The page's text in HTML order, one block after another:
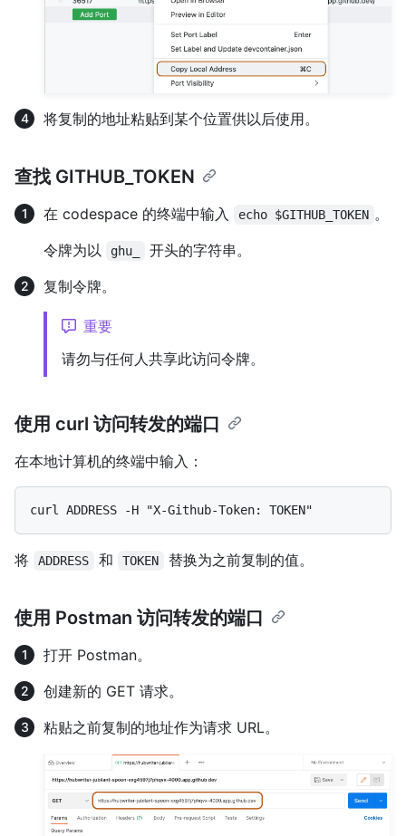
将复制的地址粘贴到某个位置供以后使用。
查找 GITHUB_TOKEN
在 codespace 的终端中输入 echo $GITHUB_TOKEN 。
令牌为以
ghu_
开头的字符串。
复制令牌。
重要
请勿与任何人共享此访问令牌。
使用 curl 访问转发的端口
在本地计算机的终端中输入：
将 ADDRESS 和 TOKEN 替换为之前复制的值。
使用 Postman 访问转发的端口
打开 Postman。
创建新的 GET 请求。
粘贴之前复制的地址作为请求 URL。